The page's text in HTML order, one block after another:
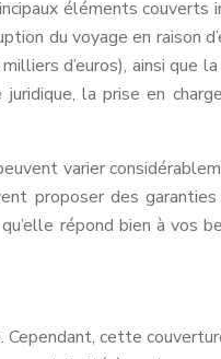
éléments
du voyage en raison
d’euros), ainsi que
la prise en
varier
proposer des
répond bien à vos
cette